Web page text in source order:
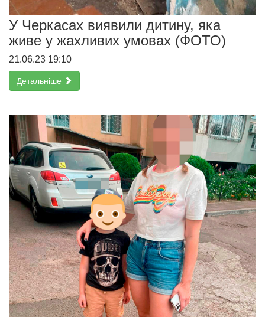
У Черкасах виявили дитину, яка
живе у жахливих умовах (ФОТО)
21.06.23 19:10
Детальніше